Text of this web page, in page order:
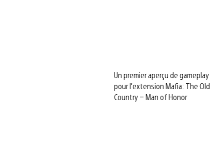
Un premier aperçu de gameplay
pour l’extension Mafia: The Old
Country – Man of Honor